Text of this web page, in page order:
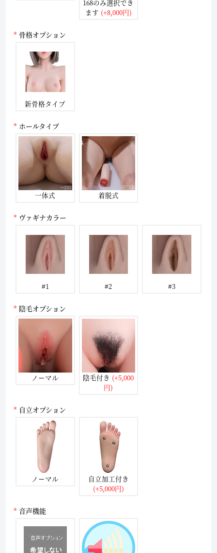
168のみ選択でき
ます (+8,000円)
骨格オプション
新骨格タイプ
ホールタイプ
一体式 着脱式
ヴァギナカラー
#1 #2 #3
陰毛オプション
ノーマル 陰毛付き (+5,000
円)
自立オプション
ノーマル
自立加工付き
(+5,000円)
音声機能